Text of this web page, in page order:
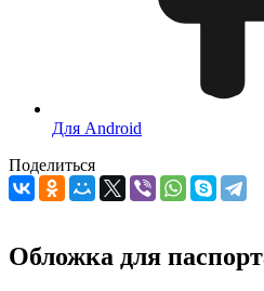
Для Android
Поделиться
Обложка для